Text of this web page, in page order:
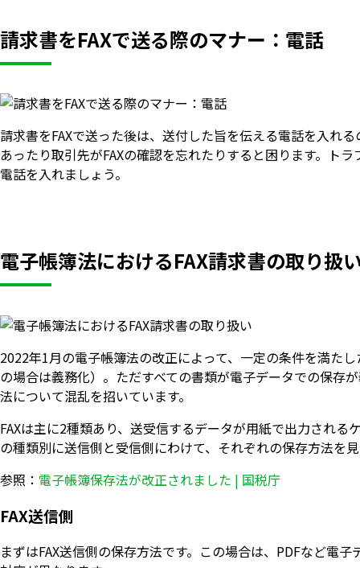
請求書をFAXで送る際のマナー：電話
請求書をFAXで送った後は、送付した旨を伝える電話を入れ
あったり取引先がFAXの確認を忘れたりすると困ります。ト
電話を入れましょう。
電子帳簿法におけるFAX請求書の取り扱
2022年1月の電子帳簿法の改正によって、一定の条件を満た
の場合は義務化）。ただすべての書類が電子データでの保存
法について混乱を招いています。
FAXは主に2種類あり、送受信するデータが用紙で出力される
の種類別に送信側と受信側にわけて、それぞれの保存方法を
参照： 電子帳簿保存法が改正されました | 国税庁
FAX送信側
まずはFAX送信側の保存方法です。この場合は、PDFなど電